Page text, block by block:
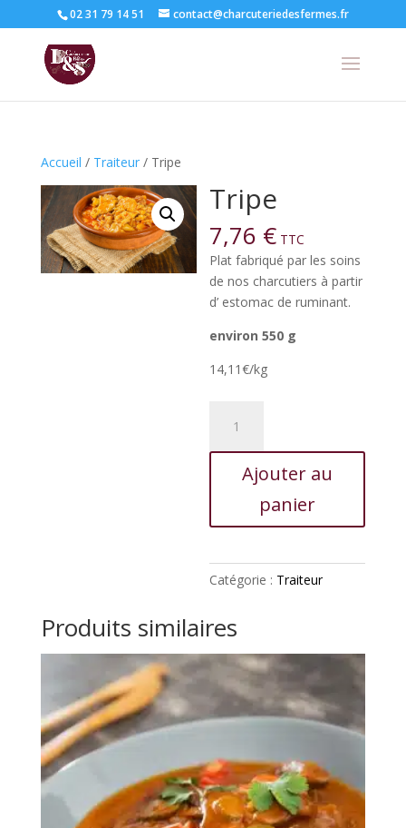
02 31 79 14 51 contact@charcuteriedesfermes.fr
Accueil / Traiteur/ Tripe
Tripe
7,76 € TTC
Plat fabriqué par les soins
de nos charcutiers à partir
d’ estomac de ruminant.
environ 550 g
14,11€/kg
Tripe
Ajouter au
panier
Catégorie : Traiteur
Produits similaires